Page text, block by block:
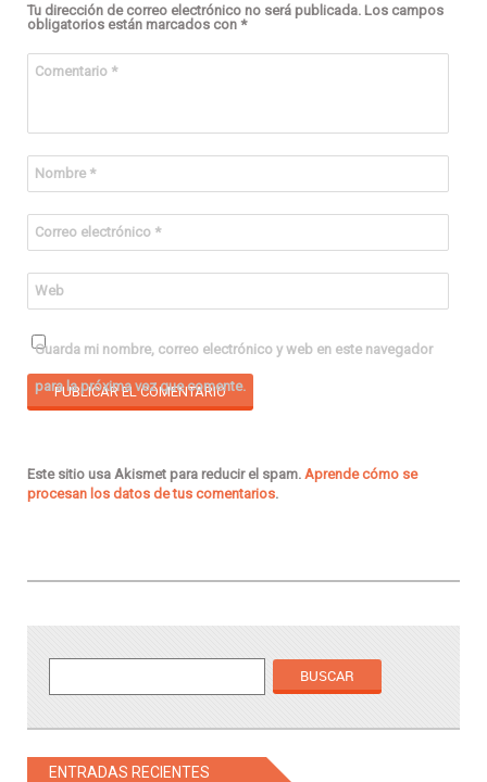
Tu dirección de correo electrónico no será publicada. Los campos
obligatorios están marcados con *
Comentario *
Nombre *
Correo electrónico *
Web
Guarda mi nombre, correo electrónico y web en este navegador
para la próxima vez que comente.
Este sitio usa Akismet para reducir el spam. Aprende cómo se
procesan los datos de tus comentarios.
ENTRADAS RECIENTES